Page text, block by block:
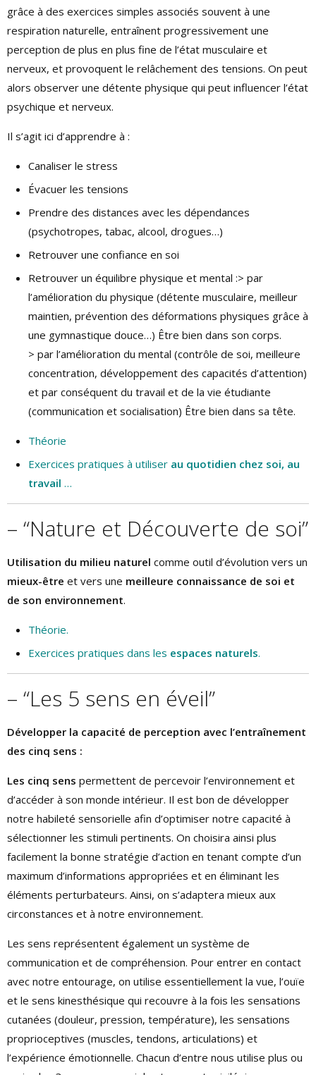
grâce à des exercices simples associés souvent à une
respiration naturelle, entraînent progressivement une
perception de plus en plus fine de l’état musculaire et
nerveux, et provoquent le relâchement des tensions. On peut
alors observer une détente physique qui peut influencer l’état
psychique et nerveux.
Il s’agit ici d’apprendre à :
Canaliser le stress
Évacuer les tensions
Prendre des distances avec les dépendances
(psychotropes, tabac, alcool, drogues…)
Retrouver une confiance en soi
Retrouver un équilibre physique et mental :> par
l’amélioration du physique (détente musculaire, meilleur
maintien, prévention des déformations physiques grâce à
une gymnastique douce…) Être bien dans son corps.
> par l’amélioration du mental (contrôle de soi, meilleure
concentration, développement des capacités d’attention)
et par conséquent du travail et de la vie étudiante
(communication et socialisation) Être bien dans sa tête.
Théorie
Exercices pratiques à utiliser au quotidien chez soi, au
travail …
– “Nature et Découverte de soi”
Utilisation du milieu naturel comme outil d’évolution vers un
mieux-être et vers une meilleure connaissance de soi et
de son environnement.
Théorie.
Exercices pratiques dans les espaces naturels.
– “Les 5 sens en éveil”
Développer la capacité de perception avec l’entraînement
des cinq sens :
Les cinq sens permettent de percevoir l’environnement et
d’accéder à son monde intérieur. Il est bon de développer
notre habileté sensorielle afin d’optimiser notre capacité à
sélectionner les stimuli pertinents. On choisira ainsi plus
facilement la bonne stratégie d’action en tenant compte d’un
maximum d’informations appropriées et en éliminant les
éléments perturbateurs. Ainsi, on s’adaptera mieux aux
circonstances et à notre environnement.
Les sens représentent également un système de
communication et de compréhension. Pour entrer en contact
avec notre entourage, on utilise essentiellement la vue, l’ouïe
et le sens kinesthésique qui recouvre à la fois les sensations
cutanées (douleur, pression, température), les sensations
proprioceptives (muscles, tendons, articulations) et
l’expérience émotionnelle. Chacun d’entre nous utilise plus ou